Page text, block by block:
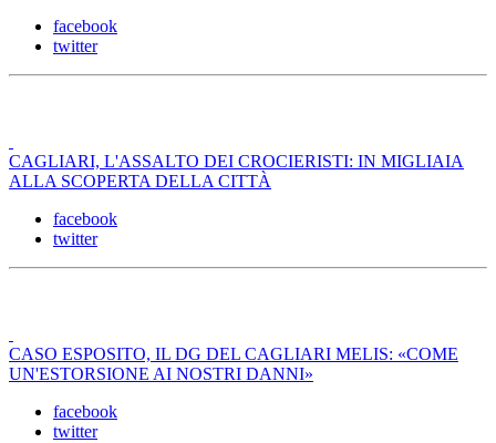
facebook
twitter
CAGLIARI, L'ASSALTO DEI CROCIERISTI: IN MIGLIAIA
ALLA SCOPERTA DELLA CITTÀ
facebook
twitter
CASO ESPOSITO, IL DG DEL CAGLIARI MELIS: «COME
UN'ESTORSIONE AI NOSTRI DANNI»
facebook
twitter